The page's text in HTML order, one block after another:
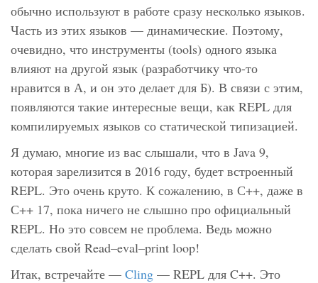
обычно используют в работе сразу несколько языков.
Часть из этих языков — динамические. Поэтому,
очевидно, что инструменты (tools) одного языка
влияют на другой язык (разработчику что-то
нравится в А, и он это делает для Б). В связи с этим,
появляются такие интересные вещи, как REPL для
компилируемых языков со статической типизацией.
Я думаю, многие из вас слышали, что в Java 9,
которая зарелизится в 2016 году, будет встроенный
REPL. Это очень круто. К сожалению, в С++, даже в
С++ 17, пока ничего не слышно про официальный
REPL. Но это совсем не проблема. Ведь можно
сделать свой Read–eval–print loop!
Итак, встречайте — Cling — REPL для C++. Это